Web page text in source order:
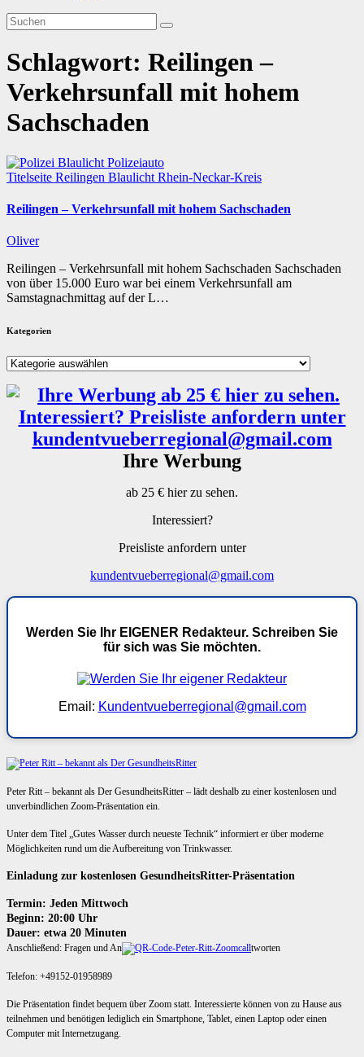
Schlagwort: Reilingen –
Verkehrsunfall mit hohem
Sachschaden
Titelseite Reilingen Blaulicht Rhein-Neckar-Kreis
Reilingen – Verkehrsunfall mit hohem Sachschaden
Oliver
Reilingen – Verkehrsunfall mit hohem Sachschaden Sachschaden
von über 15.000 Euro war bei einem Verkehrsunfall am
Samstagnachmittag auf der L…
Kategorien
Kategorien
Ihre Werbung
ab 25 € hier zu sehen.
Interessiert?
Preisliste anfordern unter
kundentvueberregional@gmail.com
Werden Sie Ihr EIGENER Redakteur. Schreiben Sie
für sich was Sie möchten.
Email: Kundentvueberregional@gmail.com
Peter Ritt – bekannt als Der GesundheitsRitter – lädt deshalb zu einer kostenlosen und
unverbindlichen Zoom-Präsentation ein.
Unter dem Titel „Gutes Wasser durch neueste Technik“ informiert er über moderne
Möglichkeiten rund um die Aufbereitung von Trinkwasser.
Einladung zur kostenlosen GesundheitsRitter-Präsentation
Termin: Jeden Mittwoch
Beginn: 20:00 Uhr
Dauer: etwa 20 Minuten
Anschließend: Fragen und An tworten
Telefon: +49152-01958989
Die Präsentation findet bequem über Zoom statt. Interessierte können von zu Hause aus
teilnehmen und benötigen lediglich ein Smartphone, Tablet, einen Laptop oder einen
Computer mit Internetzugang.